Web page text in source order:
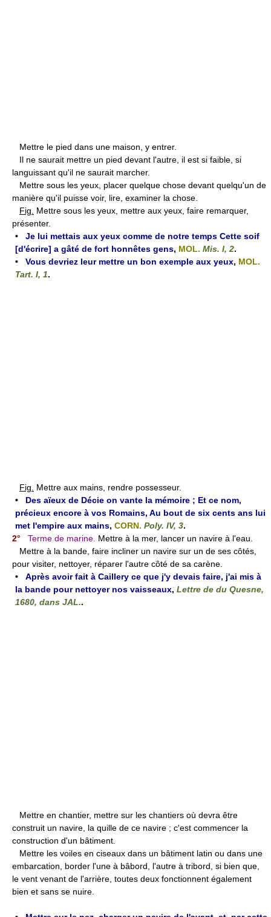
Mettre le pied dans une maison, y entrer.
Il ne saurait mettre un pied devant l'autre, il est si faible, si
languissant qu'il ne saurait marcher.
Mettre sous les yeux, placer quelque chose devant quelqu'un de
manière qu'il puisse voir, lire, examiner la chose.
Fig.
Mettre sous les yeux, mettre aux yeux, faire remarquer,
présenter.
• Je lui mettais aux yeux comme de notre temps Cette soif
[d'écrire] a gâté de fort honnêtes gens, MOL. Mis. I, 2.
• Vous devriez leur mettre un bon exemple aux yeux, MOL.
Tart. I, 1.
Fig.
Mettre aux mains, rendre possesseur.
• Des aïeux de Décie on vante la mémoire ; Et ce nom,
précieux encore à vos Romains, Au bout de six cents ans lui
met l'empire aux mains, CORN. Poly. IV, 3.
2°
Terme de marine. Mettre à la mer, lancer un navire à l'eau.
Mettre à la bande, faire incliner un navire sur un de ses côtés,
pour visiter, nettoyer, réparer l'autre côté de sa carène.
• Après avoir fait à Caillery ce que j'y devais faire, j'ai mis à
la bande pour nettoyer nos vaisseaux, Lettre de du Quesne,
1680, dans JAL..
Mettre en chantier, mettre sur les chantiers où devra être
construit un navire, la quille de ce navire ; c'est commencer la
construction d'un bâtiment.
Mettre les voiles en ciseaux dans un bâtiment latin ou dans une
embarcation, border l'une à bâbord, l'autre à tribord, si bien que,
le vent venant de l'arrière, toutes deux fonctionnent également
bien et sans se nuire.